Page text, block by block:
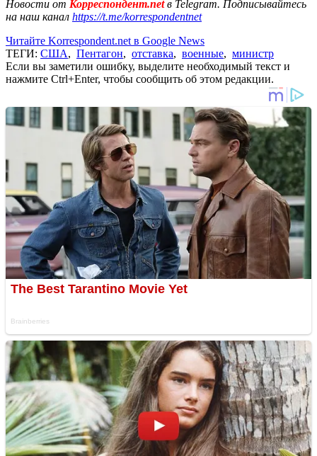
Новости от Корреспондент.netв Telegram. Подписывайтесь
на наш канал https://t.me/korrespondentnet
Читайте Korrespondent.net в Google News
ТЕГИ: США, Пентагон, отставка, военные, министр
Если вы заметили ошибку, выделите необходимый текст и
нажмите Ctrl+Enter, чтобы сообщить об этом редакции.